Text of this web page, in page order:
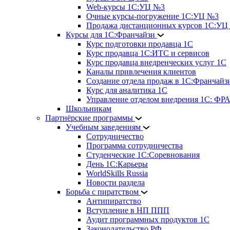
Web-курсы 1С:УЦ №3
Очные курсы-погружение 1С:УЦ №3
Продажа дистанционных курсов
Курсы для 1С:Франчайзи
Курс подготовки продавца 1С
Курс продавца 1С:ИТС и сервисов
Курс продавца внедренческих услуг 1С
Каналы привлечения клиентов
Создание отдела продаж в
Курс для аналитика 1С
Управление отделом внедрения 1С:
Школьникам
Партнёрские программы
Учебным заведениям
Сотрудничество
Программа сотрудничества
Студенческие 1С:Соревнования
День 1С:Карьеры
WorldSkills Russia
Новости раздела
Борьба с пиратством
Антипиратство
Вступление в НП ППП
Аудит программных продуктов 1С